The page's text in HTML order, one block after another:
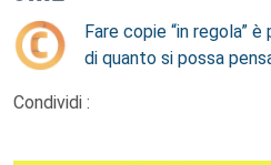
Fare copie “in regola”
di quanto si possa
Condividi :